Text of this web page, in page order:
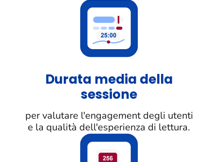
Durata media della
sessione
per valutare l'engagement degli utenti
e la qualità dell'esperienza di lettura.